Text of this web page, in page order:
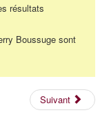
résultats
Boussuge sont
Suivant